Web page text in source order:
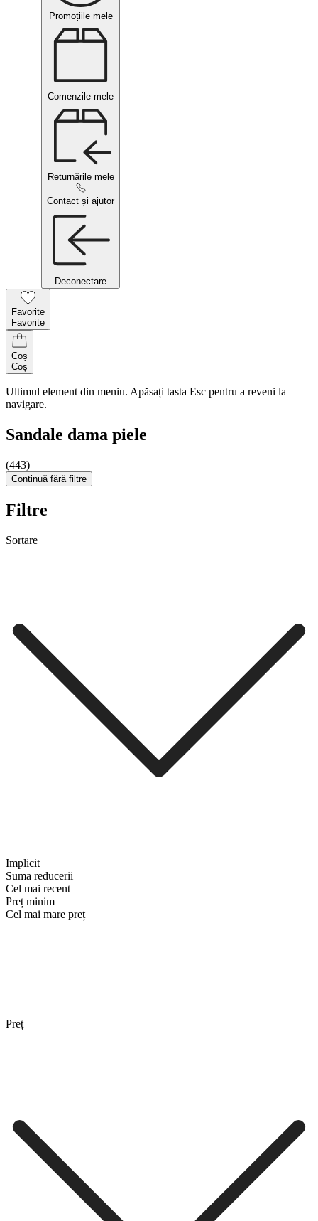
Promoțiile mele
Comenzile mele
Returnările mele
Contact și ajutor
Deconectare
Favorite
Favorite
Coș
Coș
Ultimul element din meniu. Apăsați tasta Esc pentru a reveni la
navigare.
Sandale dama piele
(443)
Continuă fără filtre
Filtre
Sortare
Implicit
Suma reducerii
Cel mai recent
Preț minim
Cel mai mare preț
Preț